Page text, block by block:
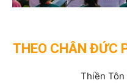
THEO CHÂN ĐỨC
Thiền Tôn